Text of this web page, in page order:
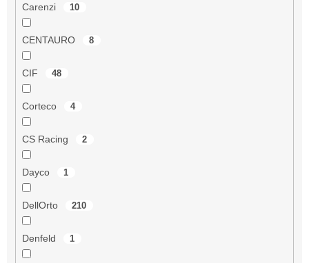
Carenzi 10
CENTAURO 8
CIF 48
Corteco 4
CS Racing 2
Dayco 1
DellOrto 210
Denfeld 1